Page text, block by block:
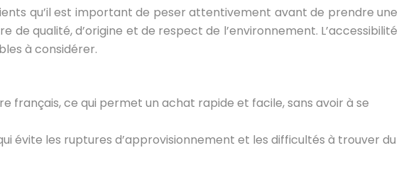
qu’il est important de peser attentivement avant de prendre une
qualité, d’origine et de respect de l’environnement. L’accessibilité
à considérer.
français, ce qui permet un achat rapide et facile, sans avoir à se
évite les ruptures d’approvisionnement et les difficultés à trouver du